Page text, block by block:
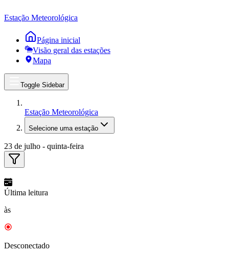
Estação Meteorológica
Página inicial
Visão geral das estações
Mapa
Toggle Sidebar
Estação Meteorológica
Selecione uma estação
23 de julho - quinta-feira
Última leitura
às
Desconectado